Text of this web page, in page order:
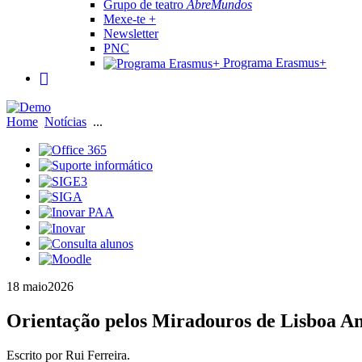
Grupo de teatro AbreMundos
Mexe-te +
Newsletter
PNC
Programa Erasmus+
Home Notícias ...
18 maio2026
Orientação pelos Miradouros de Lisboa
Escrito por Rui Ferreira.